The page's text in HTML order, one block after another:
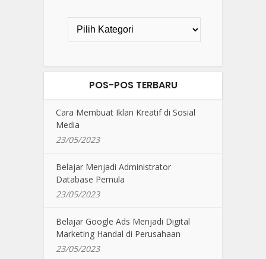
POS-POS TERBARU
Cara Membuat Iklan Kreatif di Sosial
Media
23/05/2023
Belajar Menjadi Administrator
Database Pemula
23/05/2023
Belajar Google Ads Menjadi Digital
Marketing Handal di Perusahaan
23/05/2023